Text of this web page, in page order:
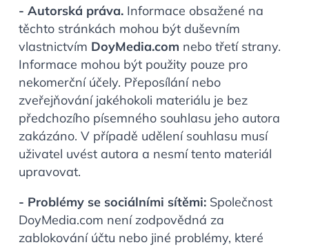
- Autorská práva. Informace obsažené na
těchto stránkách mohou být duševním
vlastnictvím DoyMedia.com nebo třetí strany.
Informace mohou být použity pouze pro
nekomerční účely. Přeposílání nebo
zveřejňování jakéhokoli materiálu je bez
předchozího písemného souhlasu jeho autora
zakázáno. V případě udělení souhlasu musí
uživatel uvést autora a nesmí tento materiál
upravovat.
- Problémy se sociálními sítěmi: Společnost
DoyMedia.com není zodpovědná za
zablokování účtu nebo jiné problémy, které